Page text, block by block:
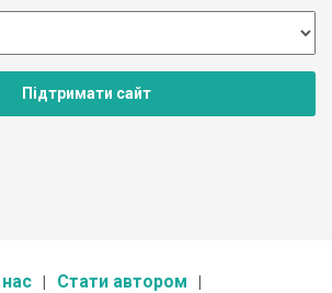
Підтримати сайт
Стати автором